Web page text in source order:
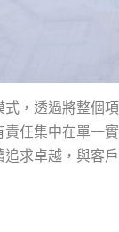
，透過將整個
任集中在單一
求卓越，與客